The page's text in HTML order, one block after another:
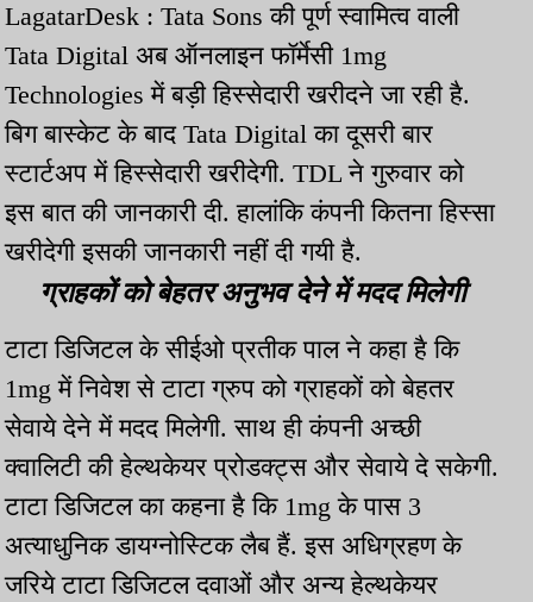
LagatarDesk : Tata Sons की पूर्ण स्वामित्व वाली
Tata Digital अब ऑनलाइन फॉर्मेसी 1mg
Technologies में बड़ी हिस्सेदारी खरीदने जा रही है.
बिग बास्केट के बाद Tata Digital का दूसरी बार
स्टार्टअप में हिस्सेदारी खरीदेगी. TDL ने गुरुवार को
इस बात की जानकारी दी. हालांकि कंपनी कितना हिस्सा
खरीदेगी इसकी जानकारी नहीं दी गयी है.
ग्राहकों को बेहतर अनुभव देने में मदद मिलेगी
टाटा डिजिटल के सीईओ प्रतीक पाल ने कहा है कि
1mg में निवेश से टाटा ग्रुप को ग्राहकों को बेहतर
सेवाये देने में मदद मिलेगी. साथ ही कंपनी अच्छी
क्वालिटी की हेल्थकेयर प्रोडक्ट्स और सेवाये दे सकेगी.
टाटा डिजिटल का कहना है कि 1mg के पास 3
अत्याधुनिक डायग्नोस्टिक लैब हैं. इस अधिग्रहण के
जरिये टाटा डिजिटल दवाओं और अन्य हेल्थकेयर